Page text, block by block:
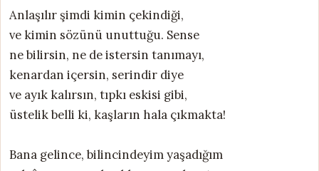
Anlaşılır şimdi kimin çekindiği,
ve kimin sözünü unuttuğu. Sense
ne bilirsin, ne de istersin tanımayı,
kenardan içersin, serindir diye
ve ayık kalırsın, tıpkı eskisi gibi,
üstelik belli ki, kaşların hala çıkmakta!
Bana gelince, bilincindeyim yaşadığım